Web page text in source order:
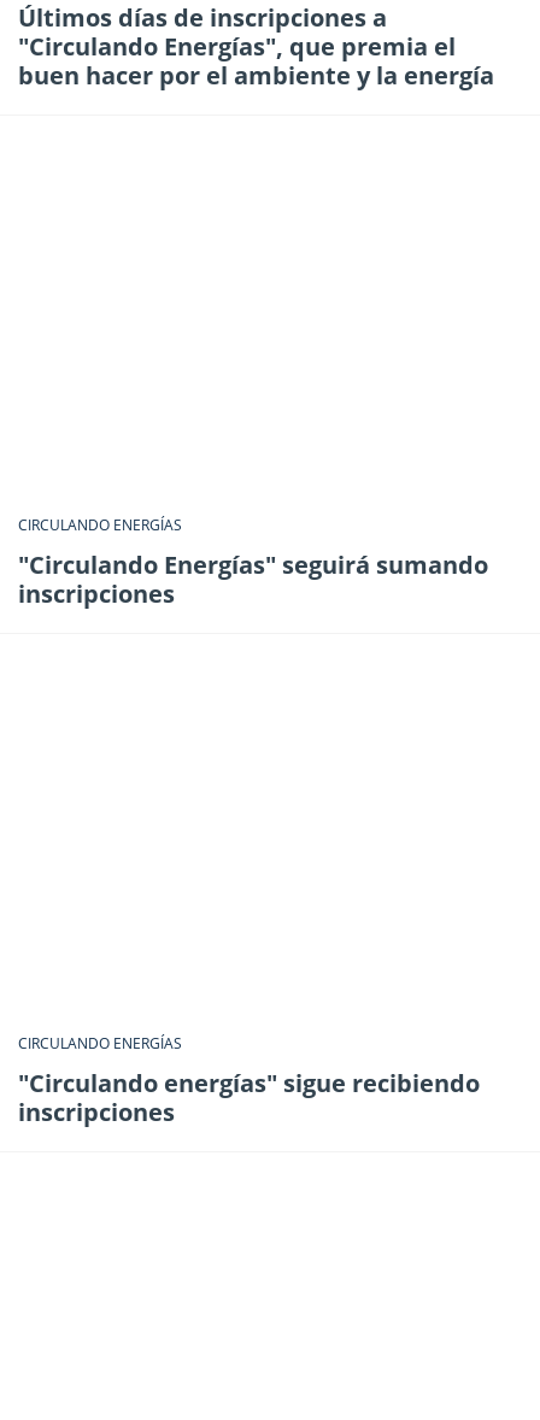
Últimos días de inscripciones a
"Circulando Energías", que premia el
buen hacer por el ambiente y la energía
CIRCULANDO ENERGÍAS
"Circulando Energías" seguirá sumando
inscripciones
CIRCULANDO ENERGÍAS
"Circulando energías" sigue recibiendo
inscripciones